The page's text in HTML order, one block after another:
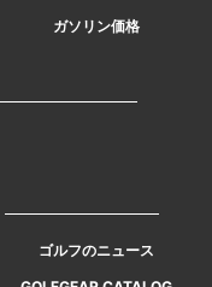
ガソリン価格
ゴルフのニュース